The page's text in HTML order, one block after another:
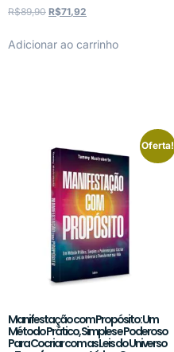
R$89,90 R$71,92
Adicionar ao carrinho
Oferta!
Manifestação com Propósito: Um
Método Prático, Simples e Poderoso
Para Cocriar com as Leis do Universo